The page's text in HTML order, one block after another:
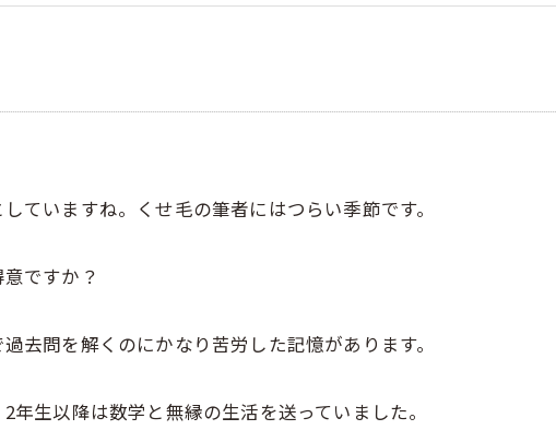
ていますね。くせ毛の筆者にはつらい季節です。
ですか？
去問を解くのにかなり苦労した記憶があります。
年生以降は数学と無縁の生活を送っていました。